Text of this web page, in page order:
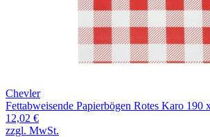
Chevler
Fettabweisende Papierbögen Rotes Karo 190
12,02 €
zzgl. MwSt.